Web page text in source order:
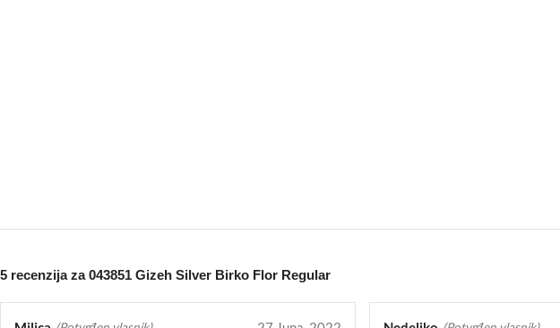
5 recenzija za043851 Gizeh Silver Birko Flor Regular